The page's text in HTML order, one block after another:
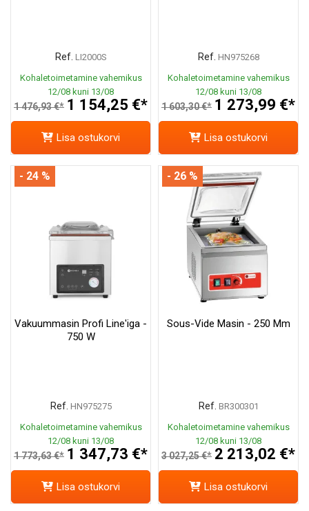
Ref. LI2000S
Kohaletoimetamine vahemikus
12/08 kuni 13/08
1 476,93 €* 1 154,25 €*
Lisa ostukorvi
Ref. HN975268
Kohaletoimetamine vahemikus
12/08 kuni 13/08
1 603,30 €* 1 273,99 €*
Lisa ostukorvi
Vakuummasin Profi Line'iga -
750 W
Ref. HN975275
Kohaletoimetamine vahemikus
12/08 kuni 13/08
1 773,63 €* 1 347,73 €*
- 24 %
Lisa ostukorvi
Sous-Vide Masin - 250 Mm
Ref. BR300301
Kohaletoimetamine vahemikus
12/08 kuni 13/08
3 027,25 €* 2 213,02 €*
- 26 %
Lisa ostukorvi